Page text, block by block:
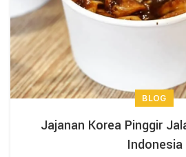
BLOG
Jajanan Korea Pinggir
Indonesia